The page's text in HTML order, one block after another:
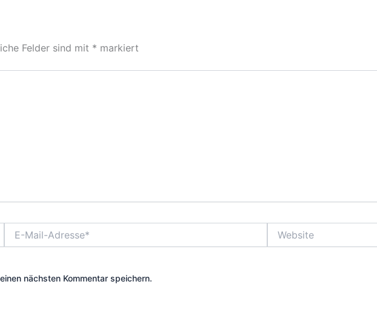
Felder sind mit * markiert
Mail-
nächsten Kommentar speichern.